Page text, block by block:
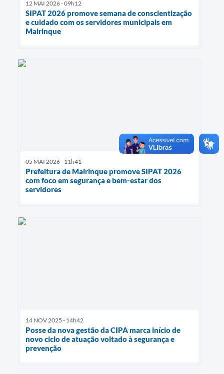
12 MAI 2026 - 09h12
SIPAT 2026 promove semana de conscientização
e cuidado com os servidores municipais em
Mairinque
05 MAI 2026 - 11h41
Prefeitura de Mairinque promove SIPAT 2026
com foco em segurança e bem-estar dos
servidores
14 NOV 2025 - 14h42
Posse da nova gestão da CIPA marca início de
novo ciclo de atuação voltado à segurança e
prevenção